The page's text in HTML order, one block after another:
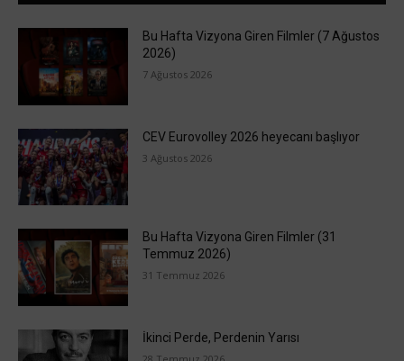
Bu Hafta Vizyona Giren Filmler (7 Ağustos
2026)
7 Ağustos 2026
CEV Eurovolley 2026 heyecanı başlıyor
3 Ağustos 2026
Bu Hafta Vizyona Giren Filmler (31
Temmuz 2026)
31 Temmuz 2026
İkinci Perde, Perdenin Yarısı